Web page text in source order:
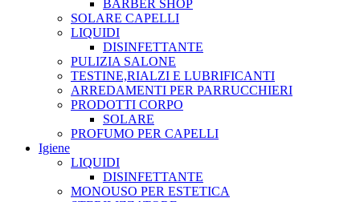
BARBER SHOP
SOLARE CAPELLI
LIQUIDI
DISINFETTANTE
PULIZIA SALONE
TESTINE,RIALZI E LUBRIFICANTI
ARREDAMENTI PER PARRUCCHIERI
PRODOTTI CORPO
SOLARE
PROFUMO PER CAPELLI
Igiene
LIQUIDI
DISINFETTANTE
MONOUSO PER ESTETICA